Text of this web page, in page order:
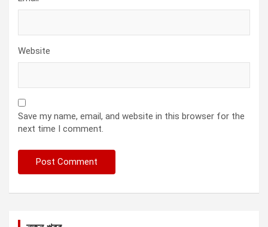
Website
Save my name, email, and website in this browser for the
next time I comment.